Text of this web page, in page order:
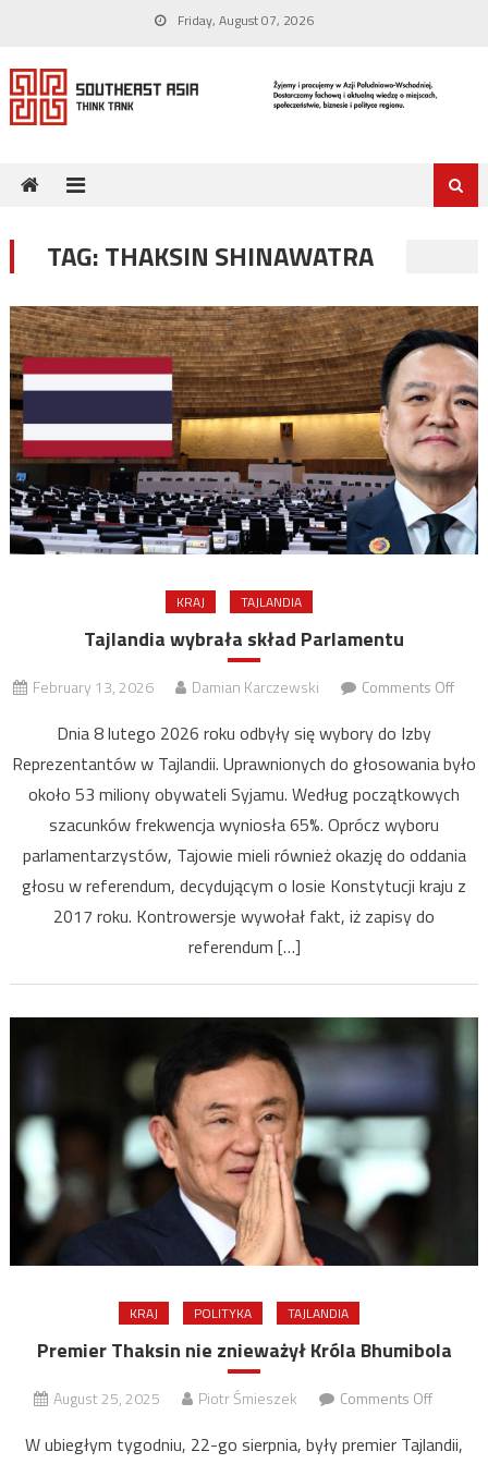
content
Friday, August 07, 2026
TAG:THAKSIN SHINAWATRA
KRAJ TAJLANDIA
Tajlandia wybrała skład Parlamentu
February 13, 2026 Damian Karczewski Comments Offon
skład
Dnia 8 lutego 2026 roku odbyły się wybory do Izby
Reprezentantów w Tajlandii. Uprawnionych do głosowania było
około 53 miliony obywateli Syjamu. Według początkowych
szacunków frekwencja wyniosła 65%. Oprócz wyboru
parlamentarzystów, Tajowie mieli również okazję do oddania
głosu w referendum, decydującym o losie Konstytucji kraju z
2017 roku. Kontrowersje wywołał fakt, iż zapisy do
referendum […]
KRAJ POLITYKA TAJLANDIA
Premier Thaksin nie znieważył Króla Bhumibola
August 25, 2025 Piotr Śmieszek Comments Offon
Thaksin
W ubiegłym tygodniu, 22-go sierpnia, były premier Tajlandii,